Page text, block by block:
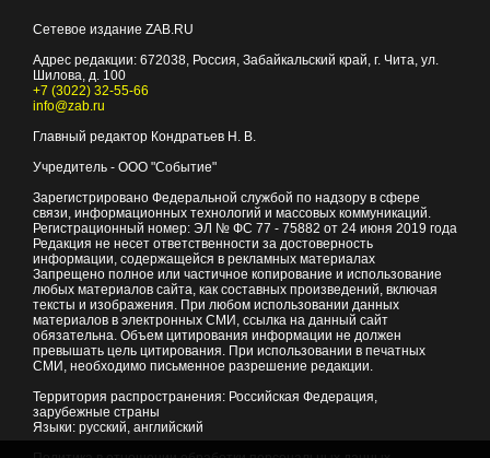
Сетевое издание ZAB.RU
Адрес редакции: 672038, Россия, Забайкальский край, г. Чита, ул.
Шилова, д. 100
+7 (3022) 32-55-66
info@zab.ru
Главный редактор Кондратьев Н. В.
Учредитель - ООО "Событие"
Зарегистрировано Федеральной службой по надзору в сфере
связи, информационных технологий и массовых коммуникаций.
Регистрационный номер: ЭЛ № ФС 77 - 75882 от 24 июня 2019 года
Редакция не несет ответственности за достоверность
информации, содержащейся в рекламных материалах
Запрещено полное или частичное копирование и использование
любых материалов сайта, как составных произведений, включая
тексты и изображения. При любом использовании данных
материалов в электронных СМИ, ссылка на данный сайт
обязательна. Объем цитирования информации не должен
превышать цель цитирования. При использовании в печатных
СМИ, необходимо письменное разрешение редакции.
Территория распространения: Российская Федерация,
зарубежные страны
Языки: русский, английский